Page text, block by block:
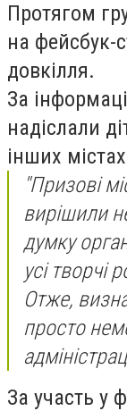
Протягом
на фейсбук-
довкілля.
За
надіслали
інших
"Призові
вирішили
думку
усі творчі
Отже,
просто
За участь у